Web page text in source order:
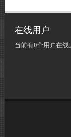
在线用户
当前有0个用户在线。